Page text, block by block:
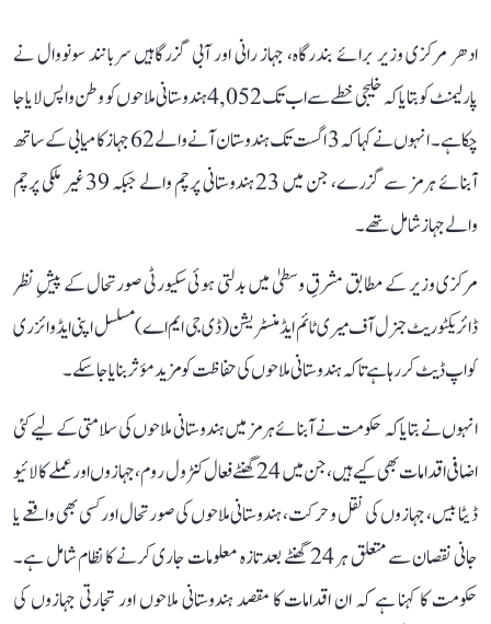
ادھر مرکزی وزیر برائے بندرگاہ، جہاز رانی اور آبی گزرگاہیں سربانند سونووال نے
پارلیمنٹ کو بتایا کہ خلیجی خطے سے اب تک 4,052 ہندوستانی ملاحوں کو وطن واپس لایا جا
چکا ہے۔ انہوں نے کہا کہ 3 اگست تک ہندوستان آنے والے 62 جہاز کامیابی کے ساتھ
آبنائے ہرمز سے گزرے، جن میں 23 ہندوستانی پرچم والے جبکہ 39 غیر ملکی پرچم
والے جہاز شامل تھے۔
مرکزی وزیر کے مطابق مشرقِ وسطیٰ میں بدلتی ہوئی سکیورٹی صورتحال کے پیشِ نظر
ڈائریکٹوریٹ جنرل آف میری ٹائم ایڈمنسٹریشن (ڈی جی ایم اے) مسلسل اپنی ایڈوائزری
کو اپ ڈیٹ کر رہا ہے تاکہ ہندوستانی ملاحوں کی حفاظت کو مزید مؤثر بنایا جا سکے۔
انہوں نے بتایا کہ حکومت نے آبنائے ہرمز میں ہندوستانی ملاحوں کی سلامتی کے لیے کئی
اضافی اقدامات بھی کیے ہیں، جن میں 24 گھنٹے فعال کنٹرول روم، جہازوں اور عملے کا لائیو
ڈیٹا بیس، جہازوں کی نقل و حرکت، ہندوستانی ملاحوں کی صورتحال اور کسی بھی واقعے یا
جانی نقصان سے متعلق ہر 24 گھنٹے بعد تازہ معلومات جاری کرنے کا نظام شامل ہے۔
حکومت کا کہنا ہے کہ ان اقدامات کا مقصد ہندوستانی ملاحوں اور تجارتی جہازوں کی